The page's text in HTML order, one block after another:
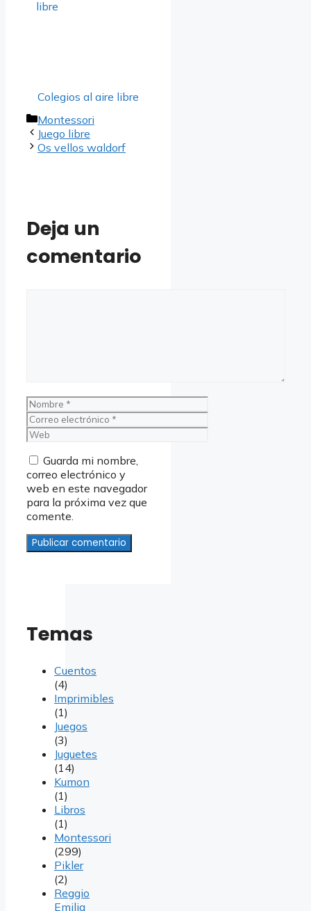
Colegios al aire libre
Categorías
Montessori
Juego libre
Os vellos waldorf
Deja un
comentario
Nombre
Correo
electrónico
Web
Guarda mi nombre,
correo electrónico y
web en este navegador
para la próxima vez que
comente.
Temas
Cuentos
(4)
Imprimibles
(1)
Juegos
(3)
Juguetes
(14)
Kumon
(1)
Libros
(1)
Montessori
(299)
Pikler
(2)
Reggio
Emilia